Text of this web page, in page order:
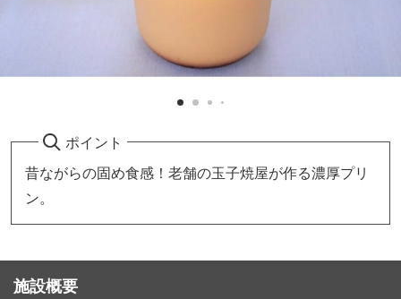
ポイント
昔ながらの固め食感！老舗の玉子焼屋が作る濃厚プリ
ン。
施設概要